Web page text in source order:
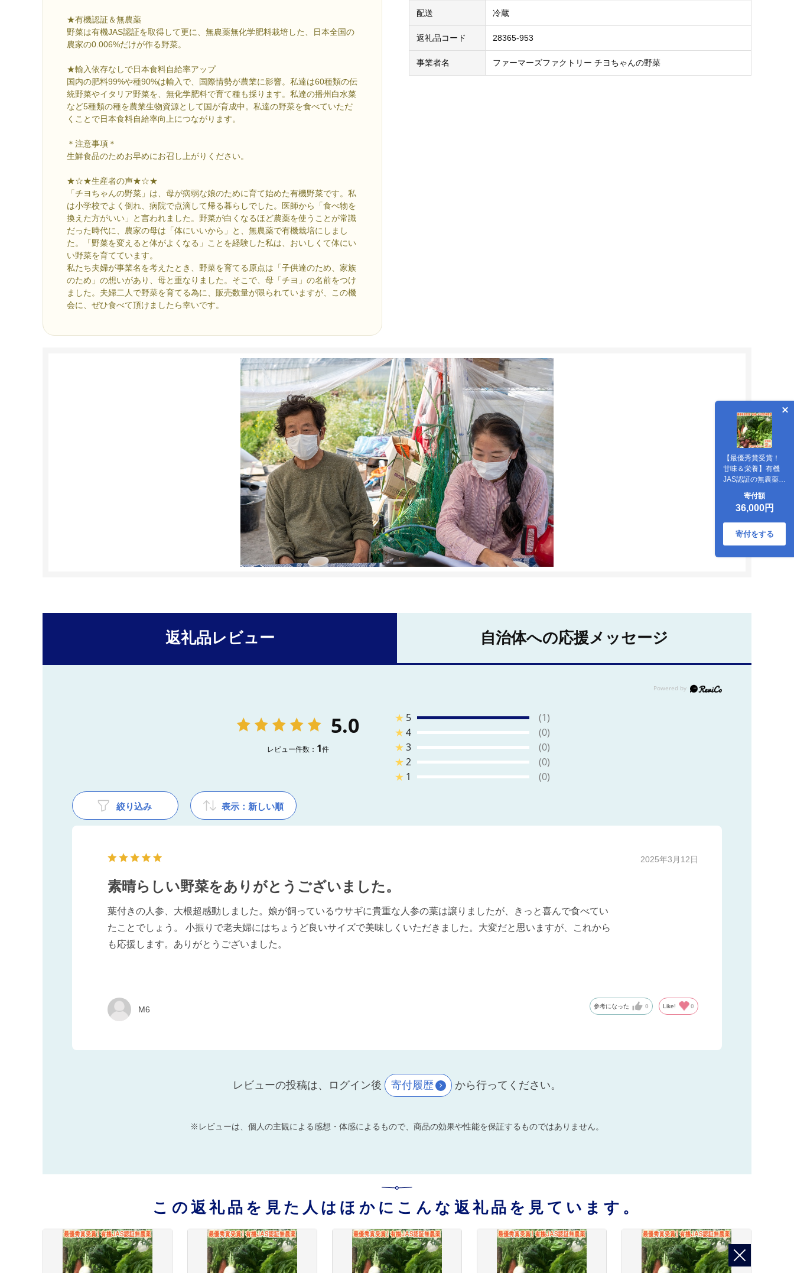
★有機認証＆無農薬
野菜は有機JAS認証を取得して更に、無農薬無化学肥料栽培した、日本全国の
農家の0.006%だけが作る野菜。
★輸入依存なしで日本食料自給率アップ
国内の肥料99%や種90%は輸入で、国際情勢が農業に影響。私達は60種類の伝
統野菜やイタリア野菜を、無化学肥料で育て種も採ります。私達の播州白水菜
など5種類の種を農業生物資源として国が育成中。私達の野菜を食べていただ
くことで日本食料自給率向上につながります。
＊注意事項＊
生鮮食品のためお早めにお召し上がりください。
★☆★生産者の声★☆★
「チヨちゃんの野菜」は、母が病弱な娘のために育て始めた有機野菜です。私
は小学校でよく倒れ、病院で点滴して帰る暮らしでした。医師から「食べ物を
換えた方がいい」と言われました。野菜が白くなるほど農薬を使うことが常識
だった時代に、農家の母は「体にいいから」と、無農薬で有機栽培にしまし
た。「野菜を変えると体がよくなる」ことを経験した私は、おいしくて体にい
い野菜を育てています。
私たち夫婦が事業名を考えたとき、野菜を育てる原点は「子供達のため、家族
のため」の想いがあり、母と重なりました。そこで、母「チヨ」の名前をつけ
ました。夫婦二人で野菜を育てる為に、販売数量が限られていますが、この機
会に、ぜひ食べて頂けましたら幸いです。
【最優秀賞受賞！
甘味＆栄養】有機
JAS認証の無農薬、
２ヶ月定期[953]
寄付額
36,000円
寄付をする
配送 冷蔵
返礼品コード 28365-953
事業者名 ファーマーズファクトリー チヨちゃんの野菜
返礼品レビュー 自治体への応援メッセージ
5.0
レビュー件数： 1件
★ 5
(1)
★4
(0)
★3
(0)
★2
(0)
★ 1 (0)
絞り込み 表示：新しい順
2025年3月12日
素晴らしい野菜をありがとうございました。
葉付きの人参、大根超感動しました。娘が飼っているウサギに貴重な人参の葉は譲りましたが、きっと喜んで食べてい
たことでしょう。 小振りで老夫婦にはちょうど良いサイズで美味しくいただきました。大変だと思いますが、これから
も応援します。ありがとうございました。
M6 参考になった 0 Like! 0
レビューの投稿は、ログイン後 寄付履歴 から行ってください。
※レビューは、個人の主観による感想・体感によるもので、商品の効果や性能を保証するものではありません。
この返礼品を見た人はほかにこんな返礼品を見ています。